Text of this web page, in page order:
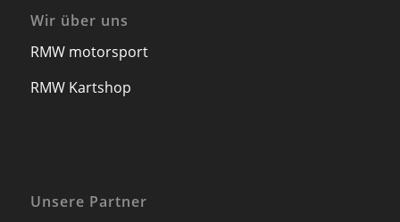
Wir über uns
RMW motorsport
RMW Kartshop
Unsere Partner